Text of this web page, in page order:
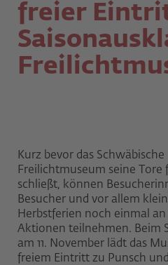
freier
Kurz bevor das Schwäbische
Freilichtmuseum seine Tore
schließt, können
Besucher und vor allem
Herbstferien noch einmal
Aktionen teilnehmen. Beim
am 11. November lädt das
freiem Eintritt zu Punsch